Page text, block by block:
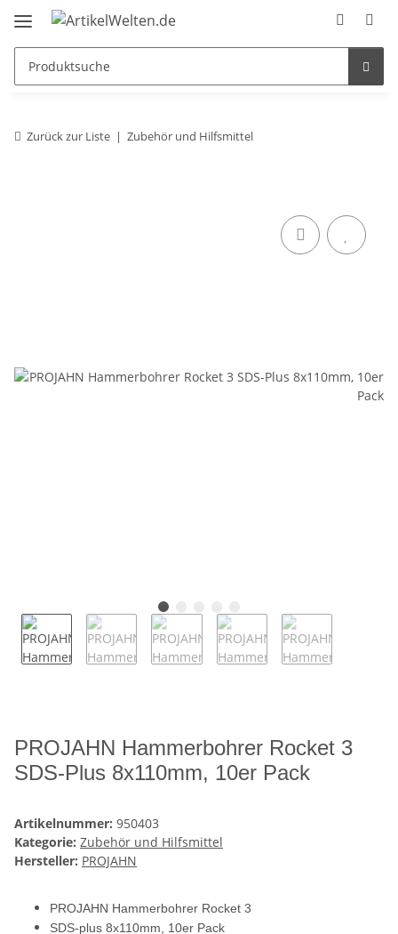
Zurück zur Liste Zubehör und Hilfsmittel
PROJAHN Hammerbohrer Rocket 3
SDS-Plus 8x110mm, 10er Pack
Artikelnummer: 950403
Kategorie: Zubehör und Hilfsmittel
Hersteller: PROJAHN
PROJAHN Hammerbohrer Rocket 3
SDS-plus 8x110mm, 10er Pack